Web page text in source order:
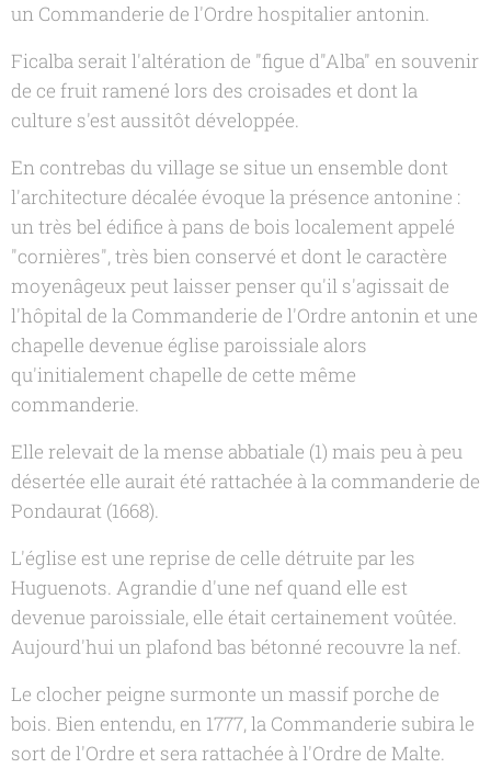
un Commanderie de l'Ordre hospitalier antonin.
Ficalba serait l'altération de "figue d"Alba" en souvenir
de ce fruit ramené lors des croisades et dont la
culture s'est aussitôt développée.
En contrebas du village se situe un ensemble dont
l'architecture décalée évoque la présence antonine :
un très bel édifice à pans de bois localement appelé
"cornières", très bien conservé et dont le caractère
moyenâgeux peut laisser penser qu'il s'agissait de
l'hôpital de la Commanderie de l'Ordre antonin et une
chapelle devenue église paroissiale alors
qu'initialement chapelle de cette même
commanderie.
Elle relevait de la mense abbatiale (1) mais peu à peu
désertée elle aurait été rattachée à la commanderie de
Pondaurat (1668).
L'église est une reprise de celle détruite par les
Huguenots. Agrandie d'une nef quand elle est
devenue paroissiale, elle était certainement voûtée.
Aujourd'hui un plafond bas bétonné recouvre la nef.
Le clocher peigne surmonte un massif porche de
bois. Bien entendu, en 1777, la Commanderie subira le
sort de l'Ordre et sera rattachée à l'Ordre de Malte.